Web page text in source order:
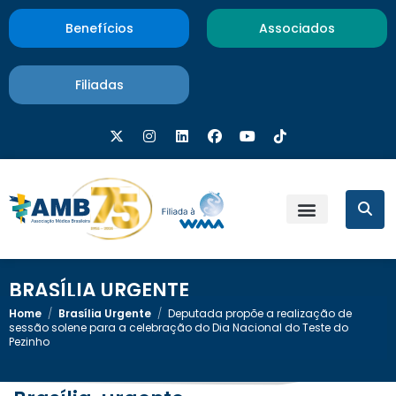
Benefícios Associados
Filiadas
BRASÍLIA URGENTE
Home / Brasília Urgente / Deputada propõe a realização de
sessão solene para a celebração do Dia Nacional do Teste do
Pezinho